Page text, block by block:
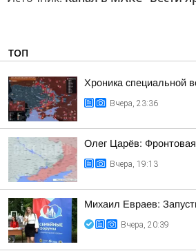
ТОП
Хроника специальной
Вчера, 23:36
Олег Царёв: Фронтовая
Вчера, 19:13
Михаил Евраев:
Вчера, 20:39